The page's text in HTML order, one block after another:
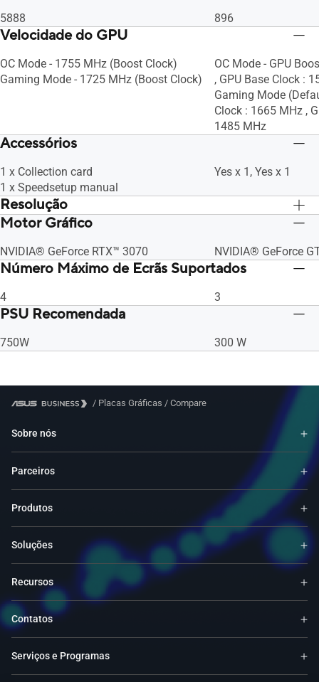
5888 896
Velocidade do GPU
OC Mode - 1755 MHz (Boost Clock)
Gaming Mode - 1725 MHz (Boost Clock)
OC Mode - GPU
, GPU Base Clock :
Gaming Mode
Clock : 1665 MHz ,
1485 MHz
Accessórios
1 x Collection card
1 x Speedsetup manual
Yes x 1, Yes x 1
Resolução
Digital Max Resolution 7680 x 4320 Digital Max
Motor Gráfico
NVIDIA® GeForce RTX™ 3070 NVIDIA® GeForce
Número Máximo de Ecrãs Suportados
4 3
PSU Recomendada
750W 300 W
/ Placas Gráficas / Compare
Sobre nós
Parceiros
Produtos
Soluções
Recursos
Contatos
Serviços e Programas